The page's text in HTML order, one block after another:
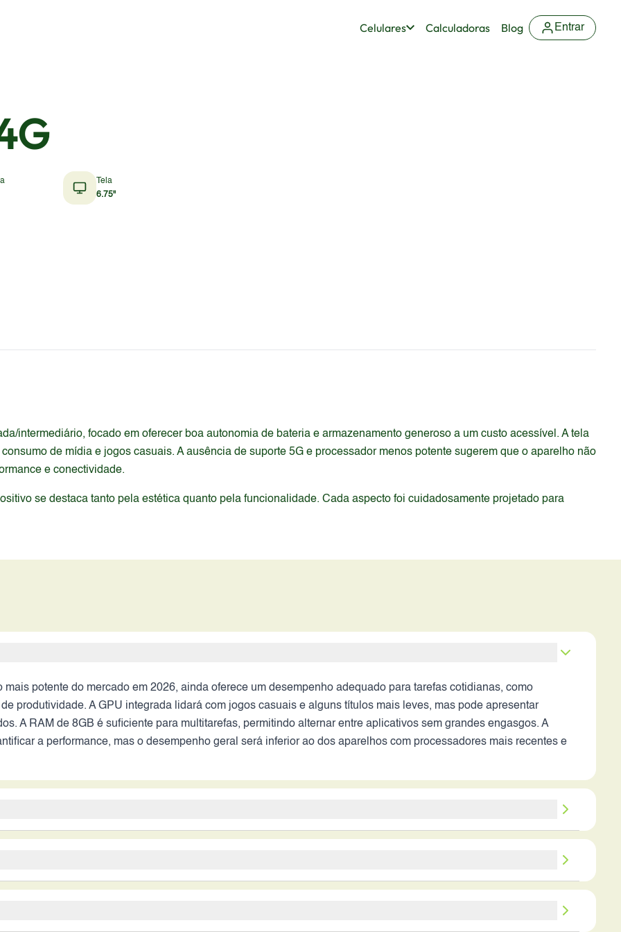
Celulares Calculadoras Blog Entrar
Tela
6.75"
intermediário, focado em oferecer boa autonomia de bateria e armazenamento generoso a um custo acessível. A tela
de mídia e jogos casuais. A ausência de suporte 5G e processador menos potente sugerem que o aparelho não
e conectividade.
se destaca tanto pela estética quanto pela funcionalidade. Cada aspecto foi cuidadosamente projetado para
potente do mercado em 2026, ainda oferece um desempenho adequado para tarefas cotidianas, como
produtividade. A GPU integrada lidará com jogos casuais e alguns títulos mais leves, mas pode apresentar
A RAM de 8GB é suficiente para multitarefas, permitindo alternar entre aplicativos sem grandes engasgos. A
a performance, mas o desempenho geral será inferior ao dos aparelhos com processadores mais recentes e
(OIS) pode resultar em fotos e vídeos com mais trepidação em condições de pouca luz. A câmera frontal de 8MP é
qualidade de imagem satisfatória para as necessidades básicas. A ausência de detalhes sobre os recursos da
de carregamento rápido é um ponto de atenção, pois pode levar um tempo considerável para carregar a bateria